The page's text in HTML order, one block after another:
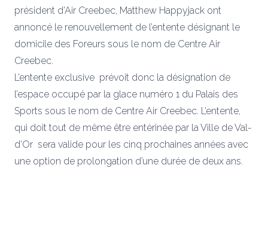
président d’Air Creebec, Matthew Happyjack ont
annoncé le renouvellement de l’entente désignant le
domicile des Foreurs sous le nom de Centre Air
Creebec.
L’entente exclusive prévoit donc la désignation de
l’espace occupé par la glace numéro 1 du Palais des
Sports sous le nom de Centre Air Creebec. L’entente,
qui doit tout de même être entérinée par la Ville de Val-
d’Or sera valide pour les cinq prochaines années avec
une option de prolongation d’une durée de deux ans.